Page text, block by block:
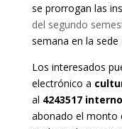
se prorrogan las
del segundo
semana en la
Los interesados
electrónico a
al 4243517
abonado el monto